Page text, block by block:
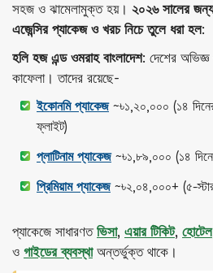
সহজ ও ঝামেলামুক্ত হয়। ২০২৬ সালের
এজেন্সির প্যাকেজ ও খরচ নিচে তুলে ধরা হল:
হলি হজ এন্ড ওমরাহ বাংলাদেশ: দেশের
কাফেলা। তাদের রয়েছে-
ইকোনমি প্যাকেজ~৳১,২০,০০০ (১৪
ফ্লাইট)
প্লাটিনাম প্যাকেজ~৳১,৮৯,০০০ (১৪
প্রিমিয়াম প্যাকেজ~৳২,০৪,০০০+ (৫-
প্যাকেজে সাধারণত ভিসা, এয়ার টিকিট, হোটেল
ও গাইডের ব্যবস্থাঅন্তর্ভুক্ত থাকে।